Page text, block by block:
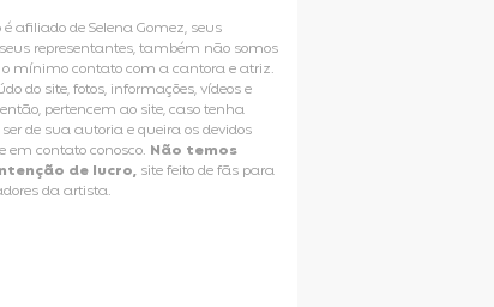
é afiliado de Selena Gomez, seus
representantes, também não somos
mínimo contato com a cantora e atriz.
do site, fotos, informações, vídeos e
pertencem ao site, caso tenha
de sua autoria e queira os devidos
em contato conosco. Não temos
de lucro, site feito de fãs para
da artista.